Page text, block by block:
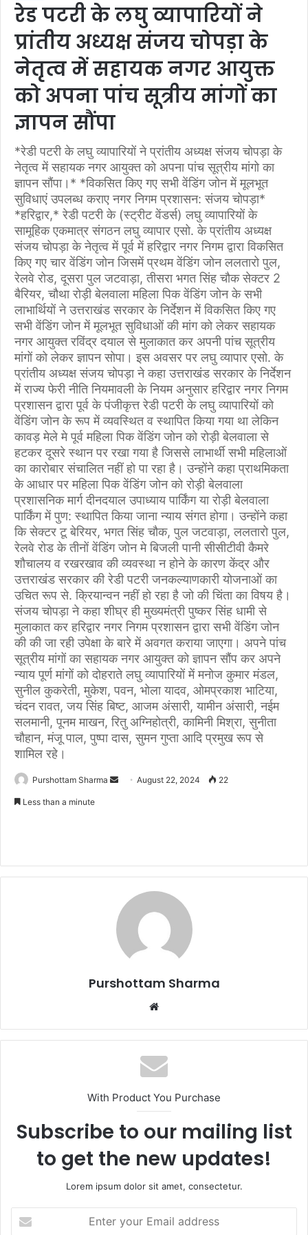
रेड पटरी के लघु व्यापारियों ने
प्रांतीय अध्यक्ष संजय चोपड़ा के
नेतृत्व में सहायक नगर आयुक्त
को अपना पांच सूत्रीय मांगों का
ज्ञापन सौंपा
*रेडी पटरी के लघु व्यापारियों ने प्रांतीय अध्यक्ष संजय चोपड़ा के
नेतृत्व में सहायक नगर आयुक्त को अपना पांच सूत्रीय मांगो का
ज्ञापन सौंपा।* *विकसित किए गए सभी वेंडिंग जोन में मूलभूत
सुविधाएं उपलब्ध कराए नगर निगम प्रशासन: संजय चोपड़ा*
*हरिद्वार,* रेडी पटरी के (स्ट्रीट वेंडर्स) लघु व्यापारियों के
सामूहिक एकमात्र संगठन लघु व्यापार एसो. के प्रांतीय अध्यक्ष
संजय चोपड़ा के नेतृत्व में पूर्व में हरिद्वार नगर निगम द्वारा विकसित
किए गए चार वेंडिंग जोन जिसमें प्रथम वेंडिंग जोन ललतारो पुल,
रेलवे रोड, दूसरा पुल जटवाड़ा, तीसरा भगत सिंह चौक सेक्टर 2
बैरियर, चौथा रोड़ी बेलवाला महिला पिक वेंडिंग जोन के सभी
लाभार्थियों ने उत्तराखंड सरकार के निर्देशन में विकसित किए गए
सभी वेंडिंग जोन में मूलभूत सुविधाओं की मांग को लेकर सहायक
नगर आयुक्त रविंद्र दयाल से मुलाकात कर अपनी पांच सूत्रीय
मांगों को लेकर ज्ञापन सोपा। इस अवसर पर लघु व्यापार एसो. के
प्रांतीय अध्यक्ष संजय चोपड़ा ने कहा उत्तराखंड सरकार के निर्देशन
में राज्य फेरी नीति नियमावली के नियम अनुसार हरिद्वार नगर निगम
प्रशासन द्वारा पूर्व के पंजीकृत्त रेडी पटरी के लघु व्यापारियों को
वेंडिंग जोन के रूप में व्यवस्थित व स्थापित किया गया था लेकिन
कावड़ मेले मे पूर्व महिला पिक वेंडिंग जोन को रोड़ी बेलवाला से
हटकर दूसरे स्थान पर रखा गया है जिससे लाभार्थी सभी महिलाओं
का कारोबार संचालित नहीं हो पा रहा है। उन्होंने कहा प्राथमिकता
के आधार पर महिला पिक वेंडिंग जोन को रोड़ी बेलवाला
प्रशासनिक मार्ग दीनदयाल उपाध्याय पार्किंग या रोड़ी बेलवाला
पार्किंग में पुण: स्थापित किया जाना न्याय संगत होगा। उन्होंने कहा
कि सेक्टर टू बेरियर, भगत सिंह चौक, पुल जटवाड़ा, ललतारो पुल,
रेलवे रोड के तीनों वेंडिंग जोन मे बिजली पानी सीसीटीवी कैमरे
शौचालय व रखरखाव की व्यवस्था न होने के कारण केंद्र और
उत्तराखंड सरकार की रेडी पटरी जनकल्याणकारी योजनाओं का
उचित रूप से. क्रियान्वन नहीं हो रहा है जो की चिंता का विषय है।
संजय चोपड़ा ने कहा शीघ्र ही मुख्यमंत्री पुष्कर सिंह धामी से
मुलाकात कर हरिद्वार नगर निगम प्रशासन द्वारा सभी वेंडिंग जोन
की की जा रही उपेक्षा के बारे में अवगत कराया जाएगा। अपने पांच
सूत्रीय मांगों का सहायक नगर आयुक्त को ज्ञापन सौंप कर अपने
न्याय पूर्ण मांगों को दोहराते लघु व्यापारियों में मनोज कुमार मंडल,
सुनील कुकरेती, मुकेश, पवन, भोला यादव, ओमप्रकाश भाटिया,
चंदन रावत, जय सिंह बिष्ट, आजम अंसारी, यामीन अंसारी, नईम
सलमानी, पूनम माखन, रितु अग्निहोत्री, कामिनी मिश्रा, सुनीता
चौहान, मंजू पाल, पुष्पा दास, सुमन गुप्ता आदि प्रमुख रूप से
शामिल रहे।
Purshottam Sharma
e
a
l
August 22, 2024 22
Less than a minute
Purshottam Sharma
b
s
i
e
With Product You Purchase
Subscribe to our mailing list
to get the new updates!
Lorem ipsum dolor sit amet, consectetur.